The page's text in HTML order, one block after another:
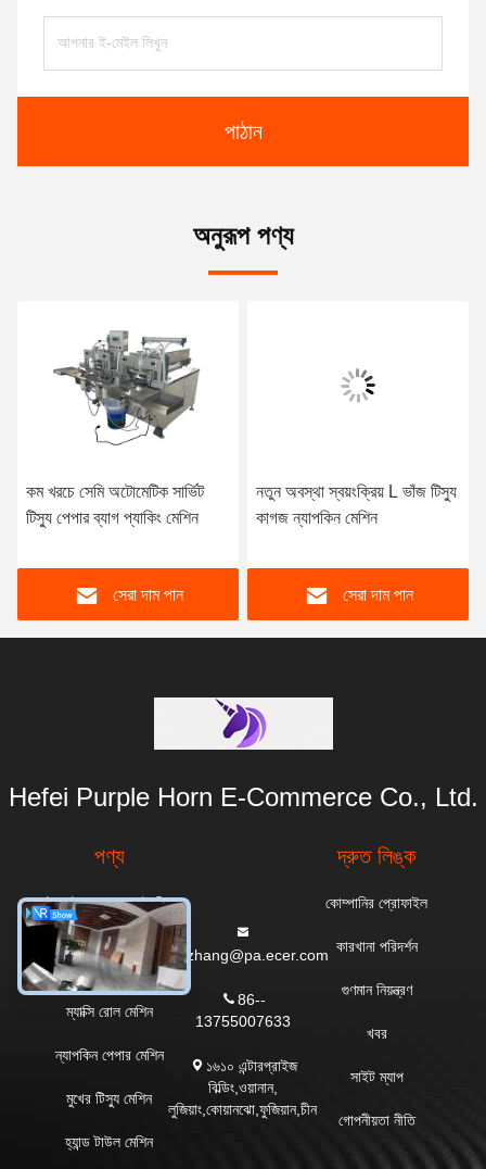
পাঠান
অনুরূপ পণ্য
কম খরচে সেমি অটোমেটিক সার্ভিট
টিস্যু পেপার ব্যাগ প্যাকিং মেশিন
সেরা দাম পান
নতুন অবস্থা স্বয়ংক্রিয় L ভাঁজ টিস্যু
কাগজ ন্যাপকিন মেশিন
সেরা দাম পান
Hefei Purple Horn E-Commerce Co., Ltd.
পণ্য
টয়লেট পেপার রোল তৈরির
মেশিন
রান্নাঘরের তোয়ালে মেশিন
ম্যাক্সি রোল মেশিন
ন্যাপকিন পেপার মেশিন
মুখের টিস্যু মেশিন
হ্যান্ড টাউল মেশিন
everzhang@pa.ecer.com
86--
13755007633
১৬১০ এন্টারপ্রাইজ
বিল্ডিং,ওয়ানান,
লুজিয়াং,কোয়ানঝো,ফুজিয়ান,চীন
দ্রুত লিঙ্ক
কোম্পানির প্রোফাইল
কারখানা পরিদর্শন
গুণমান নিয়ন্ত্রণ
খবর
সাইট ম্যাপ
গোপনীয়তা নীতি